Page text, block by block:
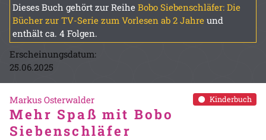
Dieses Buch gehört zur Reihe Bobo Siebenschläfer: Die
Bücher zur TV-Serie zum Vorlesen ab 2 Jahre und
enthält ca. 4 Folgen.
Erscheinungsdatum:
25.06.2025
Kinderbuch
Markus Osterwalder
Mehr Spaß mit Bobo
Siebenschläfer